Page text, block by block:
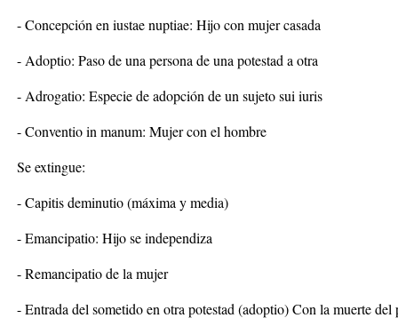
- Concepción en iustae nuptiae: Hijo con mujer casada
- Adoptio: Paso de una persona de una potestad a otra
- Adrogatio: Especie de adopción de un sujeto sui iuris
- Conventio in manum: Mujer con el hombre
Se extingue:
- Capitis deminutio (máxima y media)
- Emancipatio: Hijo se independiza
- Remancipatio de la mujer
- Entrada del sometido en otra potestad (adoptio) Con la muerte del